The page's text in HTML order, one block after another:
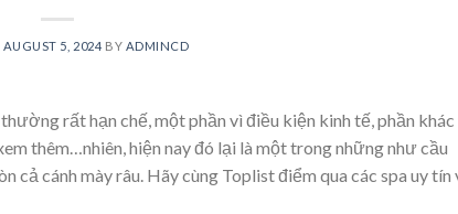
AUGUST 5, 2024 BY ADMINCD
rất hạn chế, một phần vì điều kiện kinh tế, phần khác
thêm… nhiên, hiện nay đó lại là một trong những như cầu
cả cánh mày râu. Hãy cùng Toplist điểm qua các spa uy tín